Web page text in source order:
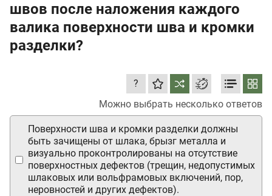
швов после наложения каждого
валика поверхности шва и кромки
разделки?
Можно выбрать несколько ответов
?
Поверхности шва и кромки разделки должны
быть зачищены от шлака, брызг металла и
визуально проконтролированы на отсутствие
поверхностных дефектов (трещин, недопустимых
шлаковых или вольфрамовых включений, пор,
неровностей и других дефектов).